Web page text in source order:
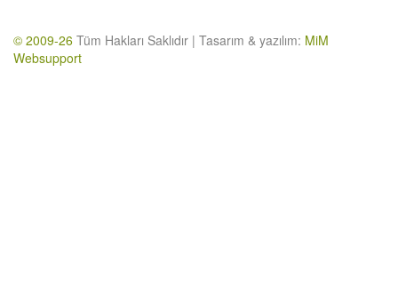
© 2009-26 Tüm Hakları Saklıdır | Tasarım & yazılım: MiM
Websupport